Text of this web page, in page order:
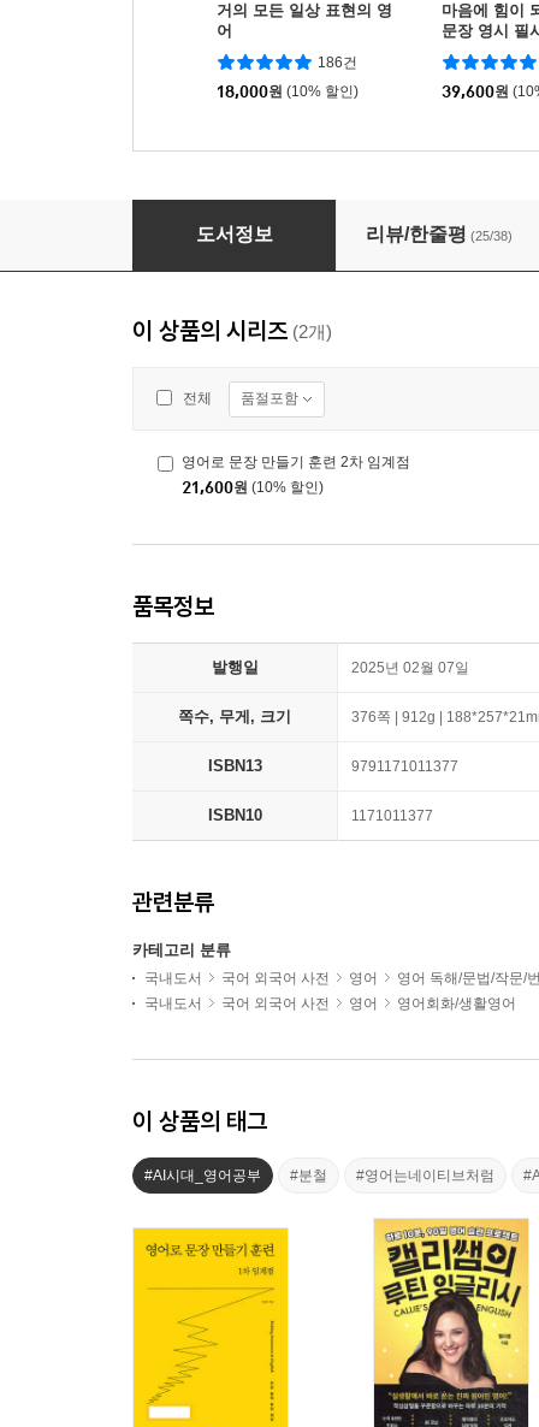
거의 모든 일상 표현의 영
어
186건
18,000원 (10% 할인)
마음에 힘이
문장 영시 필
사 세트
39,600원
영어로 문장 만들기 훈련 2차 임계점
도서정보 리뷰/한줄평 (25/38)
이 상품의 시리즈 (2개)
전체 품절포함
영어로 문장 만들기 훈련 2차 임계점
21,600원 (10% 할인)
품목정보
발행일 2025년 02월 07일
쪽수, 무게, 크기 376쪽 | 912g |
ISBN13 9791171011377
ISBN10 1171011377
관련분류
카테고리 분류
국내도서 국어 외국어 사전 영어
영어 독해/문법/작문/
국내도서
국어 외국어 사전 영어 영어회화/생활영어
이 상품의 태그
#AI시대_영어공부 #분철 #영어는네이티브처럼